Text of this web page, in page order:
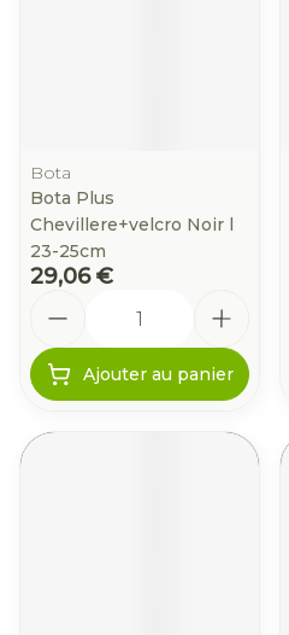
Bota
Bota Plus
Chevillere+velcro Noir l
23-25cm
29,06 €
Ajouter au panier